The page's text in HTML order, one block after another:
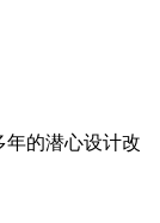
的潜心设计改